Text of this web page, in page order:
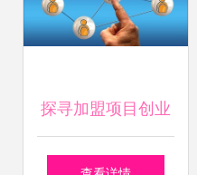
探寻加盟项目创业
的魅力 投资信息咨